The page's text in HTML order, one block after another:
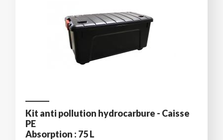
Kit anti pollution hydrocarbure - Caisse
PE
Absorption : 75 L